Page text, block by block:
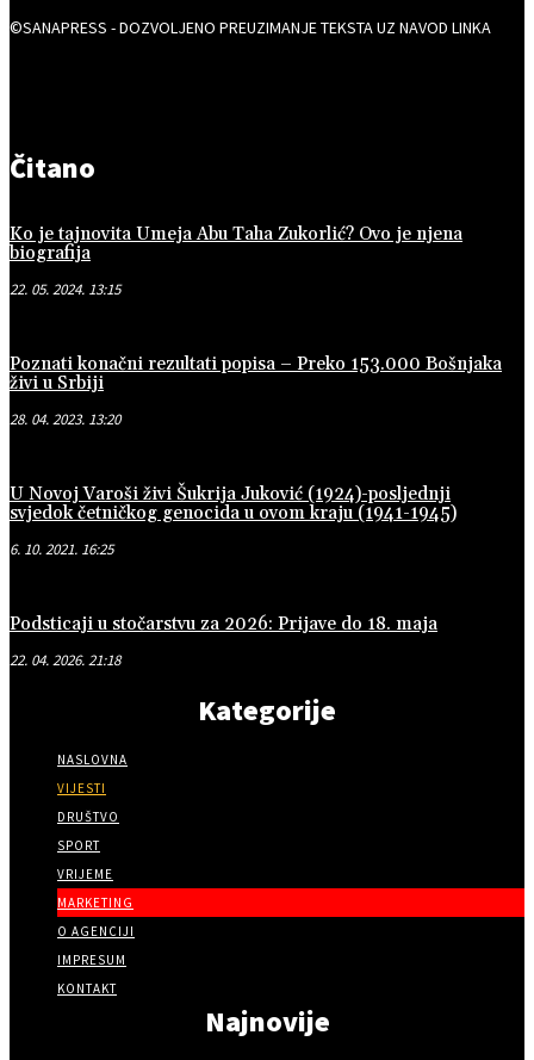
©SANAPRESS - DOZVOLJENO PREUZIMANJE TEKSTA UZ NAVOD LINKA
Čitano
Ko je tajnovita Umeja Abu Taha Zukorlić? Ovo je njena
biografija
22. 05. 2024. 13:15
Poznati konačni rezultati popisa – Preko 153.000 Bošnjaka
živi u Srbiji
28. 04. 2023. 13:20
U Novoj Varoši živi Šukrija Juković (1924)-posljednji
svjedok četničkog genocida u ovom kraju (1941-1945)
6. 10. 2021. 16:25
Podsticaji u stočarstvu za 2026: Prijave do 18. maja
22. 04. 2026. 21:18
Kategorije
NASLOVNA
VIJESTI
DRUŠTVO
SPORT
VRIJEME
MARKETING
O AGENCIJI
IMPRESUM
KONTAKT
Najnovije